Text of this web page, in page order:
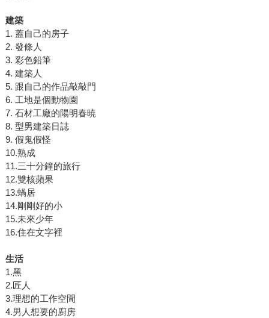
建築
1. 蓋自己的房子
2. 發條人
3. 彩色鉛筆
4. 建築人
5. 跟自己的作品敲敲門
6. 工地是個動物園
7. 石材工廠的陽明春暁
8. 型男建築日誌
9. 假鬼假怪
10.熟成
11.三十分鐘的旅行
12.雙核蘋果
13.蝸居
14.剛剛好的小
15.未來少年
16.住在文字裡
生活
1.黑
2.匠人
3.理想的工作空間
4.男人想要的廚房